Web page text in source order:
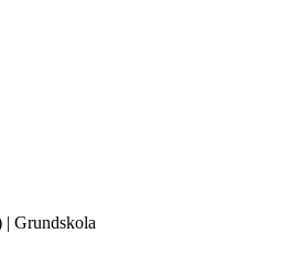
| Grundskola